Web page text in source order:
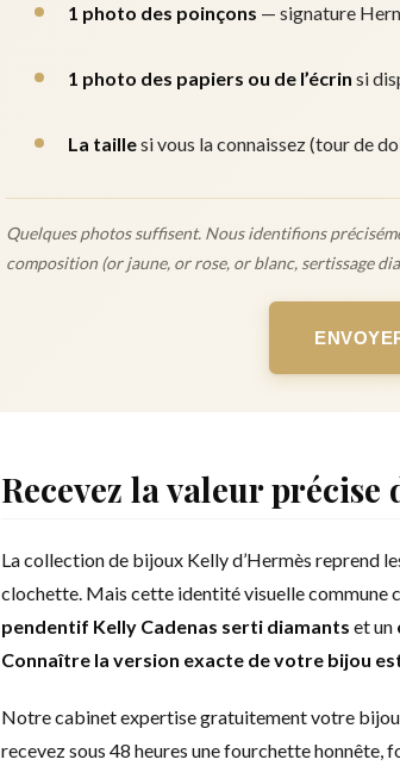
1 photo des poinçons — signature
1 photo des papiers ou de l’écrin si
La taillesi vous la connaissez (tour de
Quelques photos suffisent. Nous identifions
composition (or jaune, or rose, or blanc, sertissage
Recevez la valeur
La collection de bijoux Kelly d’Hermès reprend
clochette. Mais cette identité visuelle commune
pendentif Kelly Cadenas serti diamants et un
Connaître la version exacte de votre bijou
Notre cabinet expertise gratuitement votre bijou
recevez sous 48 heures une fourchette honnête,